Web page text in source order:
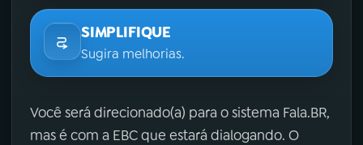
SIMPLIFIQUE
Sugira melhorias.
Você será direcionado(a) para o sistema Fala.BR,
mas é com a EBC que estará dialogando. O